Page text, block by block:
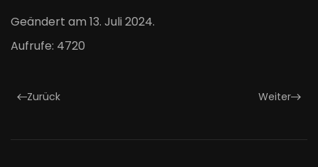
Geändert am 13. Juli 2024.
Aufrufe: 4720
Zurück Weiter